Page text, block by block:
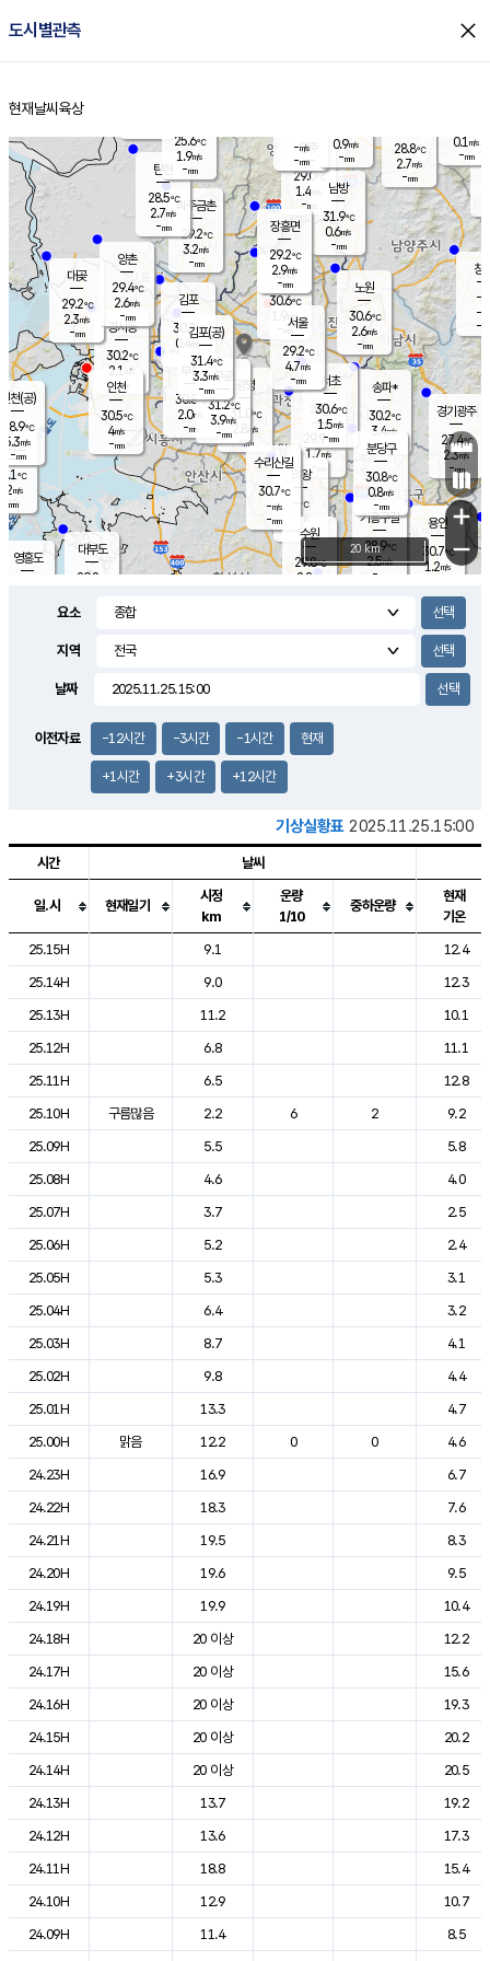
도시별관측 close
홈
현재날씨 육상
의도
℃
m/s
mm
영흥도
양주
29.0℃
1.4
-mm
과천
29.9℃
1.7m/s
- mm
용인
30.7℃
1.2m/s
경기광주
27.4℃
2.3m/s
-mm
2.9m/s
대부도
29.8
경서동
30.2℃
2.1 m/s
-mm
파주금촌
29.2℃
3.2m/s
-mm
28.8℃
2.7m/s
-mm
대곶
29.2℃
2.3m/s
-mm
창
-
-m/
-
탄현
28.5℃
2.7m/s
-mm
0.1 m/s
-mm
의왕
- ℃
m/s
mm
김포
30.7℃
0.4 m/s
mm
광명
31.0
℃
2.8 m/s
-mm
부천
30.8℃
2.0m/s
-mm
양촌
29.4℃
2.6m/s
-mm
구로
31.2℃
3.9m/s
-mm
은평
30.6℃
1.9 m/s
- mm
노원
30.6℃
2.6m/s
-mm
송파*
30.2℃
3.4m/s
-mm
서초
30.6℃
1.5m/s
-mm
남방
31.9℃
0.6m/s
-mm
기흥구갈
28.9℃
2.5m/s
-
수리산길
30.7℃
-m/s
-mm
분당구
30.8℃
0.8m/s
-mm
장흥면
29.2℃
2.9m/s
-mm
-m/s
-mm
인천(공)
28.9℃
5.3m/s
-mm
김포(공)
31.4℃
3.3m/s
-mm
수원
29.8℃
2.8 m/s
인천
30.5℃
4m/s
-mm
서울
29.2℃
4.7m/s
-mm
25.6℃
1.9m/s
-mm
0.9m/s
-mm
+
−
20 km
요소
지역
날짜
이전자료 -12시간 -3시간 -1시간 현재
+1시간 +3시간 +12시간
기상실황표 2025.11.25.15:00
도시별 기상실황표로 지점, 날씨, 기온, 강수, 바람, 기압등을 안내한 표입
시간 날씨
일.시 현재일기
시정
km
운량
1/10
중하운량
현재
기온
25.15H
9.1
12.4
25.14H
9.0
12.3
25.13H
11.2
10.1
25.12H
6.8
11.1
25.11H
6.5
12.8
25.10H
구름많음 2.2 6 2
9.2
25.09H
5.5
5.8
25.08H
4.6
4.0
25.07H
3.7
2.5
25.06H
5.2
2.4
25.05H
5.3
3.1
25.04H
6.4
3.2
25.03H
8.7
4.1
25.02H
9.8
4.4
25.01H
13.3
4.7
25.00H
맑음 12.2 0 0
4.6
24.23H
16.9
6.7
24.22H
18.3
7.6
24.21H
19.5
8.3
24.20H
19.6
9.5
24.19H
19.9
10.4
24.18H
20 이상
12.2
24.17H
20 이상
15.6
24.16H
20 이상
19.3
24.15H
20 이상
20.2
24.14H
20 이상
20.5
24.13H
13.7
19.2
24.12H
13.6
17.3
24.11H
18.8
15.4
24.10H
12.9
10.7
24.09H
11.4
8.5